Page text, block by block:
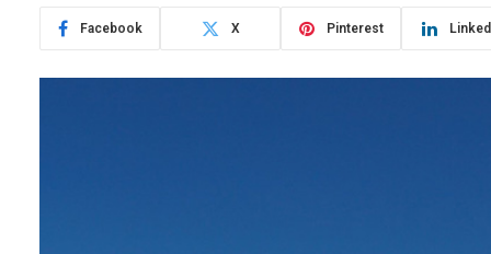
Facebook X Pinterest